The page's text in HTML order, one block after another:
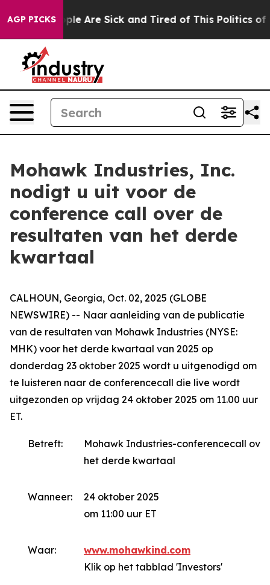
AGP PICKS
“People Are Sick and Tired of This Politics of
Mohawk Industries, Inc.
nodigt u uit voor de
conference call over de
resultaten van het derde
kwartaal
CALHOUN, Georgia, Oct. 02, 2025 (GLOBE
NEWSWIRE) -- Naar aanleiding van de publicatie
van de resultaten van Mohawk Industries (NYSE:
MHK) voor het derde kwartaal van 2025 op
donderdag 23 oktober 2025 wordt u uitgenodigd om
te luisteren naar de conferencecall die live wordt
uitgezonden op vrijdag 24 oktober 2025 om 11.00 uur
ET.
Betreft:
Mohawk Industries-conferencecall
het derde kwartaal
Wanneer:
24 oktober 2025
om 11:00 uur ET
Waar:
www.mohawkind.com
Klik op het tabblad 'Investors'